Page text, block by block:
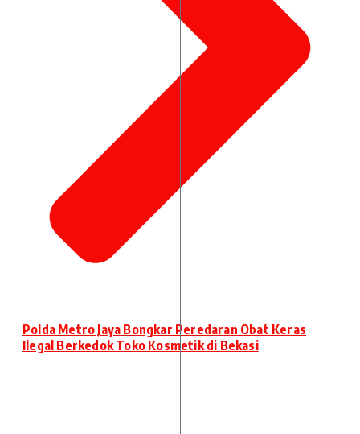
Polda Metro Jaya Bongkar Peredaran Obat Keras
Ilegal Berkedok Toko Kosmetik di Bekasi